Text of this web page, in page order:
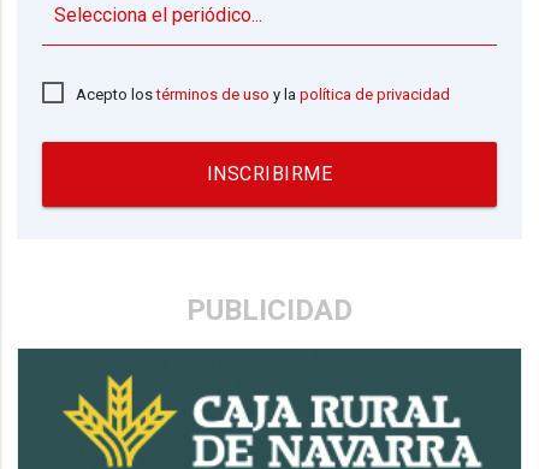
Acepto lostérminos de uso y lapolítica de privacidad
INSCRIBIRME
PUBLICIDAD